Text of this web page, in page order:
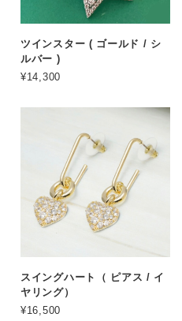
ツインスター ( ゴールド / シ
ルバー )
¥14,300
スイングハート（ ピアス / イ
ヤリング）
¥16,500